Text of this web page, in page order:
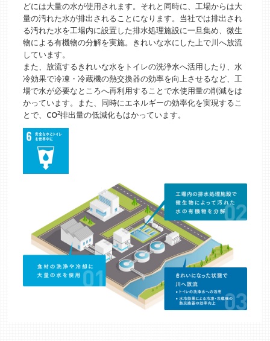
る基本方針
イト採用情報
どには大量の水が使用されます。それと同時に、工場からは大
量の汚れた水が排出されることになります。当社では排出され
る汚れた水を工場内に設置した排水処理施設に一旦集め、微生
物による有機物の分解を実施。きれいな水にした上で川へ放流
しています。
また、放流するきれいな水をトイレの洗浄水へ活用したり、水
冷効果で冷凍・冷蔵機の熱交換器の効率を向上させるなど、工
場で水が必要なところへ再利用することで水使用量の削減をは
かっています。また、同時にエネルギーの効率化を実現するこ
とで、CO2排出量の低減化もはかっています。